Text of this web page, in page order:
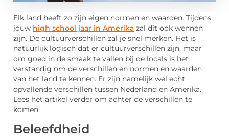
Elk land heeft zo zijn eigen normen en waarden. Tijdens
jouw high school jaar in Amerika zal dit ook wennen
zijn. De cultuurverschillen zal je snel merken. Het is
natuurlijk logisch dat er cultuurverschillen zijn, maar
om goed in de smaak te vallen bij de locals is het
verstandig om de verschillen en normen en waarden
van het land te kennen. Er zijn namelijk wel echt
opvallende verschillen tussen Nederland en Amerika.
Lees het artikel verder om achter de verschillen te
komen.
Beleefdheid